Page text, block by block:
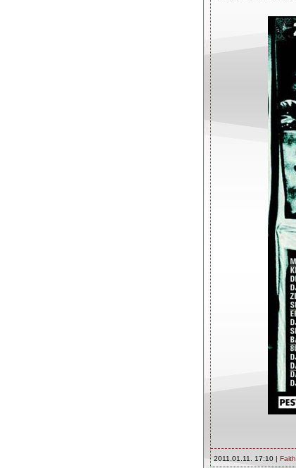
2011.01.11. 17:10 | Faith